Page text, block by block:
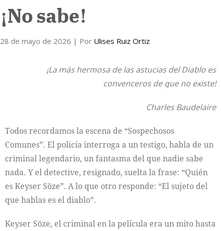
¡No sabe!
28 de mayo de 2026 | Por Ulises Ruiz Ortiz
¡La más hermosa de las astucias del Diablo es
convenceros de que no existe!
Charles Baudelaire
Todos recordamos la escena de “Sospechosos
Comunes”. El policía interroga a un testigo, habla de un
criminal legendario, un fantasma del que nadie sabe
nada. Y el detective, resignado, suelta la frase: “Quién
es Keyser Söze”. A lo que otro responde: “El sujeto del
que hablas es el diablo”.
Keyser Söze, el criminal en la película era un mito hasta